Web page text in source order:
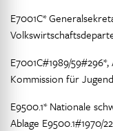
E7001C*
E7001C#1989/
Kommission für
E9500.1* Nationale
Ablage E9500.1#1970/